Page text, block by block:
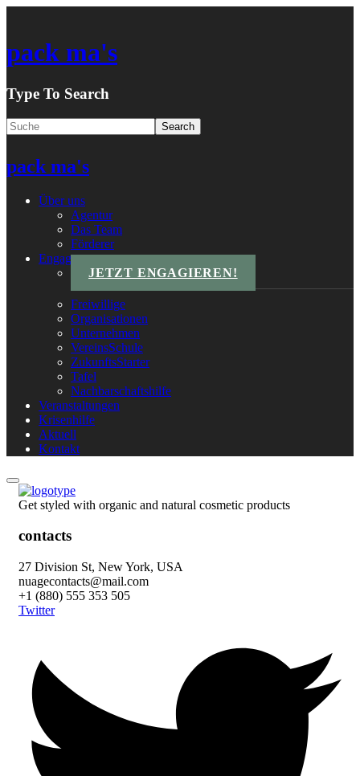
pack ma's
Type To Search
pack ma's
Über uns
Agentur
Das Team
Förderer
Engagements
JETZT ENGAGIEREN!
Freiwillige
Organisationen
Unternehmen
VereinsSchule
ZukunftsStarter
Tafel
Nachbarschaftshilfe
Veranstaltungen
Krisenhilfe
Aktuell
Kontakt
Get styled with organic and natural cosmetic products
contacts
27 Division St, New York, USA
nuagecontacts@mail.com
+1 (880) 555 353 505
Twitter